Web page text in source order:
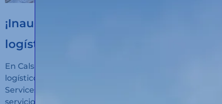
¡Inauguramos un nuevo hub
logístico en Algeciras!
En Calsina Carré hemos inaugurado un nuevo hub
logístico en San Roque (Cádiz): Calsina Carré
Services Algeciras, un espacio diseñado para ofrecer
servicios de alto